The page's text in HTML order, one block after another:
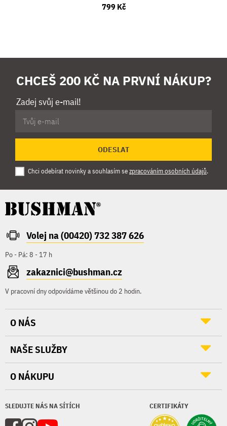
799 Kč
CHCEŠ 200 KČ NA PRVNÍ NÁKUP?
Zadej svůj e-mail!
ODESLAT
Chci odebírat novinky a souhlasím sezpracováním osobních údajů.
Volej na (00420) 732 387 626
Po - Pá: 8 - 17 h
zakaznici@bushman.cz
V pracovní dny odpovídáme většinou do 2 hodin.
SLEDUJTE NÁS NA SÍTÍCH CERTIFIKÁTY
O NÁS
NAŠE SLUŽBY
O NÁKUPU